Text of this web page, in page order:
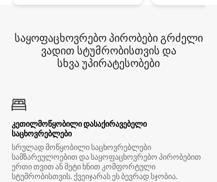
საყოფაცხოვრებო პირობები გრძელი
ვადით სტუმრობისთვის და
სხვა უპირატესობები
კეთილმოწყობილი დასაქირავებელი
საცხოვრებლები
სრულად მოწყობილი საცხოვრებლები
სამზარეულოებით და საყოფაცხოვრებო პირობებით
ერთი თვით ან მეტი ხნით კომფორტული
სტუმრობისთვის. ქვეიჯარას ეს ბევრად სჯობია.